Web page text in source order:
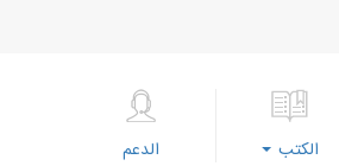
الكتب الدعم